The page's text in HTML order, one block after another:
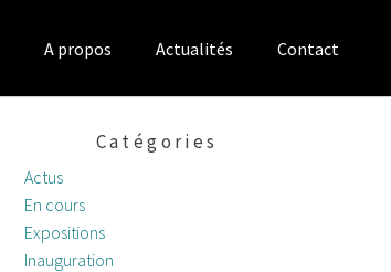
A propos Actualités Contact
Catégories
Actus
En cours
Expositions
Inauguration